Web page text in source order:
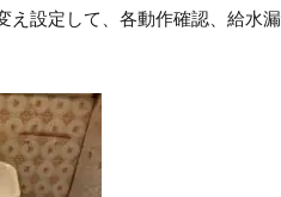
え設定して、各動作確認、給水